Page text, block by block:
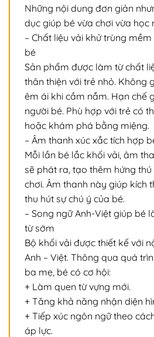
Những nội dung đơn giản
dục giúp bé vừa chơi vừa học
– Chất liệu vải khử trùng
bé
Sản phẩm được làm từ chất
thân thiện với trẻ nhỏ. Không
êm ái khi cầm nắm. Hạn chế
người bé. Phù hợp với trẻ có
hoặc khám phá bằng miệng.
– Âm thanh xúc xắc tích hợp
Mỗi lần bé lắc khối vải, âm
sẽ phát ra, tạo thêm hứng
chơi. Âm thanh này giúp kích
thu hút sự chú ý của bé.
– Song ngữ Anh-Việt giúp bé
từ sớm
Bộ khối vải được thiết kế với
Anh – Việt. Thông qua quá
ba mẹ, bé có cơ hội:
+ Làm quen từ vựng mới.
+ Tăng khả năng nhận diện
+ Tiếp xúc ngôn ngữ theo
áp lực.